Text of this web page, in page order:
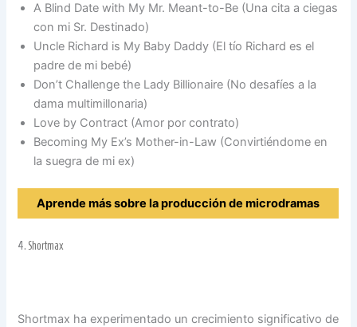
A Blind Date with My Mr. Meant-to-Be (Una cita a ciegas
con mi Sr. Destinado)
Uncle Richard is My Baby Daddy (El tío Richard es el
padre de mi bebé)
Don’t Challenge the Lady Billionaire (No desafíes a la
dama multimillonaria)
Love by Contract (Amor por contrato)
Becoming My Ex’s Mother-in-Law (Convirtiéndome en
la suegra de mi ex)
Aprende más sobre la producción de microdramas
4. Shortmax
Shortmax ha experimentado un crecimiento significativo de